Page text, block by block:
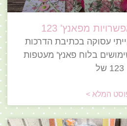
מפאנץ' 123
עסוקה בכתיבת הדרכות
בלוח פאנץ' מעטפות
123 של
המלא >